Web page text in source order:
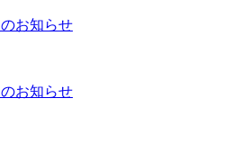
お知らせ
お知らせ